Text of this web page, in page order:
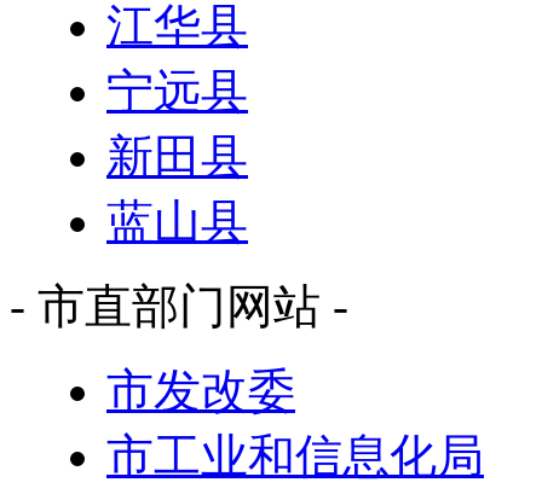
江华县
宁远县
新田县
蓝山县
- 市直部门网站 -
市发改委
市工业和信息化局